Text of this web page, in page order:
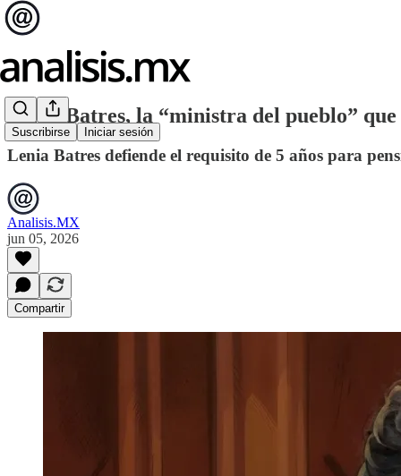
Suscribirse Iniciar sesión
Lenia Batres, la “ministra del pueblo”
Lenia Batres defiende el requisito de 5 años para
Analisis.MX
jun 05, 2026
Compartir